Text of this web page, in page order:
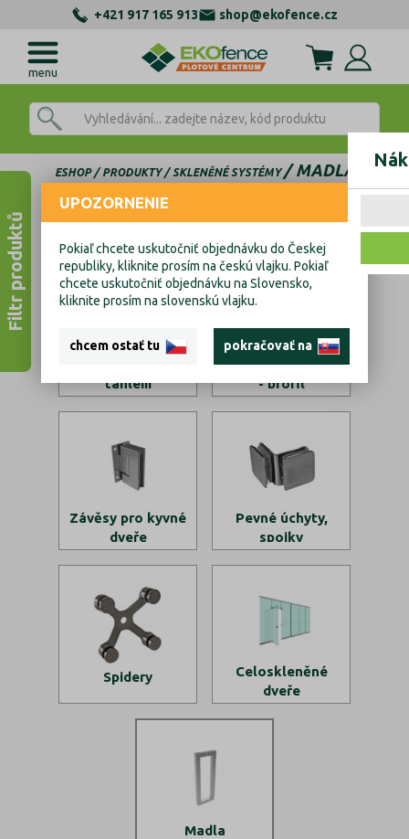
+421 917 165 913 shop@ekofence.cz
menu
ESHOP PRODUKTY SKLENĚNÉ SYSTÉMY MADLA
Madla
táhlem
Přístřešky lištové
- profil
Závěsy pro kyvné
dveře
Pevné úchyty,
spojky
Spidery
Celoskleněné
dveře
Madla
Filtr produktů
UPOZORNENIE
Pokiaľ chcete uskutočniť objednávku do Českej
republiky, kliknite prosím na českú vlajku. Pokiaľ
chcete uskutočniť objednávku na Slovensko,
kliknite prosím na slovenskú vlajku.
chcem ostať tu pokračovať na